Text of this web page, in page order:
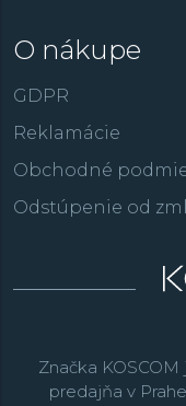
O nákupe
GDPR
Reklamácie
Obchodné
Odstúpenie od
Značka
predajňa v